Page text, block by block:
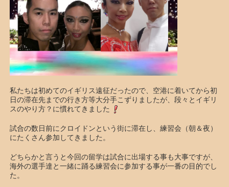
私たちは初めてのイギリス遠征だったので、空港に着いてから初
日の滞在先までの行き方等大分手こずりましたが、段々とイギリ
スのやり方？に慣れてきました
試合の数日前にクロイドンという街に滞在し、練習会（朝＆夜）
にたくさん参加してきました。
どちらかと言うと今回の留学は試合に出場する事も大事ですが、
海外の選手達と一緒に踊る練習会に参加する事が一番の目的でし
た。